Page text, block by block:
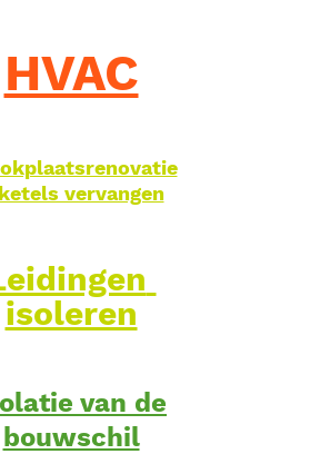
HVAC
vervangen
isoleren
van de
bouwschil